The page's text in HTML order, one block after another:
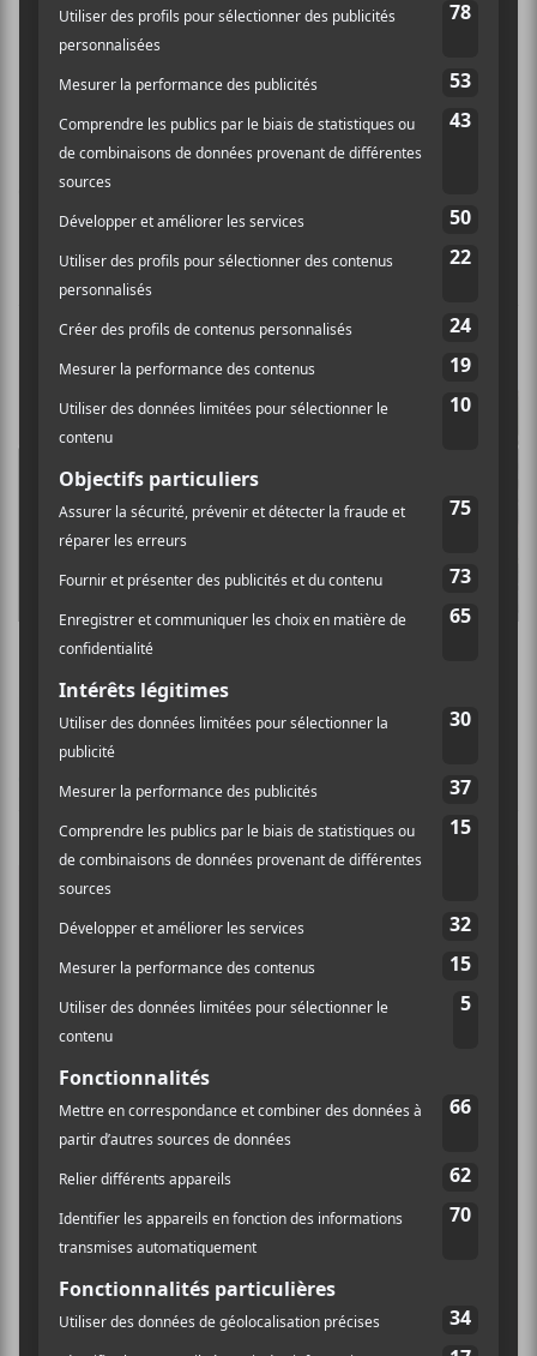
Discographie
Le bruit des avions(2019)
Cœurs magnétiques— EP (2021)
Drapeaux blancs(2026)
Crédit photo:
NOUVELLES
Les albums à surveiller en août 2026
CHANSONS